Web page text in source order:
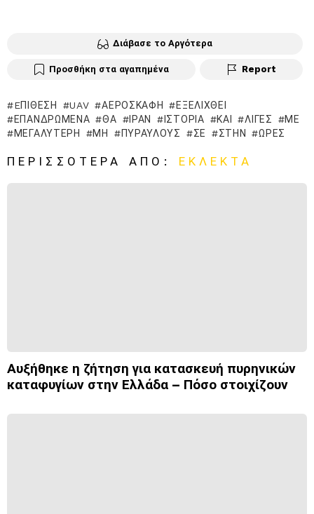
Διάβασε το Αργότερα
Προσθήκη στα αγαπημένα Report
EΠΊΘΕΣΗ UAV ΑΕΡΟΣΚΆΦΗ
ΕΞΕΛΙΧΘΕΊ
ΕΠΑΝΔΡΩΜΈΝΑ
ΘΑ ΙΡΆΝ ΙΣΤΟΡΊΑ ΚΑΙ ΛΊΓΕΣ
ΜΕ
ΜΕΓΑΛΎΤΕΡΗ
ΜΗ ΠΥΡΑΎΛΟΥΣ ΣΕ ΣΤΗΝ ΏΡΕΣ
ΠΕΡΙΣΣΌΤΕΡΑ ΑΠΌ: ΕΚΛΕΚΤΆ
Αυξήθηκε η ζήτηση για κατασκευή πυρηνικών
καταφυγίων στην Ελλάδα – Πόσο στοιχίζουν